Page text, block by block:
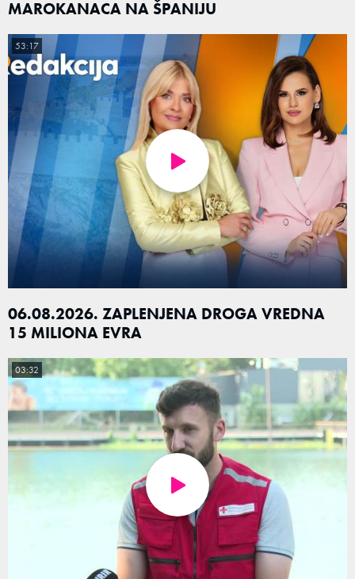
MAROKANACA NA ŠPANIJU
06.08.2026. ZAPLENJENA DROGA VREDNA
15 MILIONA EVRA
53:17
03:32